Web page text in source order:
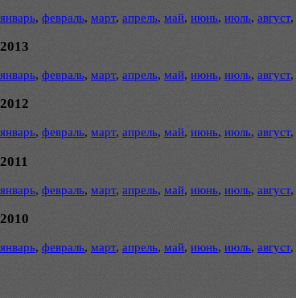
январь, февраль, март, апрель, май, июнь, июль, август,
2013
январь, февраль, март, апрель, май, июнь, июль, август,
2012
январь, февраль, март, апрель, май, июнь, июль, август,
2011
январь, февраль, март, апрель, май, июнь, июль, август,
2010
январь, февраль, март, апрель, май, июнь, июль, август,